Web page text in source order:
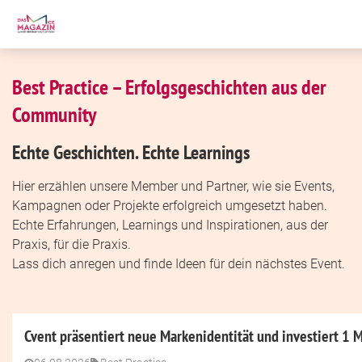
Best Practice – Erfolgsgeschichten aus der
Community
Echte Geschichten. Echte Learnings
Hier erzählen unsere Member und Partner, wie sie Events,
Kampagnen oder Projekte erfolgreich umgesetzt haben.
Echte Erfahrungen, Learnings und Inspirationen, aus der
Praxis, für die Praxis.
Lass dich anregen und finde Ideen für dein nächstes Event.
Cvent präsentiert neue Markenidentität und investiert 1